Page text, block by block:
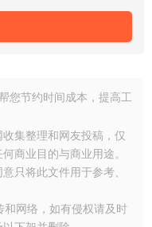
、强制下载MP4选项、
x(原Twister)、小红书等
15.x（Sequoia）版本，
件提供简体中文版本，
系统暂不支持。
您节约时间成本，提高工
集整理和网友投稿，仅
商业目的与商业用途。
只将此文件用于参考、
和网络，如有侵权请及时